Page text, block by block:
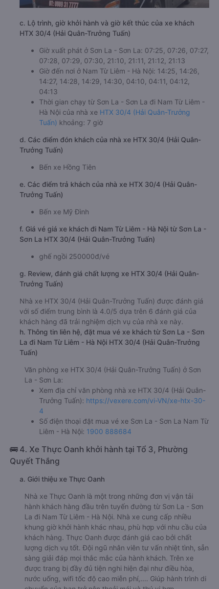
c. Lộ trình, giờ khởi hành và giờ kết thúc của xe khách
HTX 30/4 (Hải Quân-Trưởng Tuấn)
Giờ xuất phát ở Sơn La - Sơn La: 07:25, 07:26, 07:27,
07:28, 07:29, 07:30, 21:10, 21:11, 21:12, 21:13
Giờ đến nơi ở Nam Từ Liêm - Hà Nội: 14:25, 14:26,
14:27, 14:28, 14:29, 14:30, 04:10, 04:11, 04:12,
04:13
Thời gian chạy từ Sơn La - Sơn La đi Nam Từ Liêm -
Hà Nội của nhà xe HTX 30/4 (Hải Quân-Trưởng
Tuấn) khoảng: 7 giờ
d. Các điểm đón khách của nhà xe HTX 30/4 (Hải Quân-
Trưởng Tuấn)
Bến xe Hồng Tiên
e. Các điểm trả khách của nhà xe HTX 30/4 (Hải Quân-
Trưởng Tuấn)
Bến xe Mỹ Đình
f. Giá vé giá xe khách đi Nam Từ Liêm - Hà Nội từ Sơn La -
Sơn La HTX 30/4 (Hải Quân-Trưởng Tuấn)
ghế ngồi 250000đ/vé
g. Review, đánh giá chất lượng xe HTX 30/4 (Hải Quân-
Trưởng Tuấn)
Nhà xe HTX 30/4 (Hải Quân-Trưởng Tuấn) được đánh giá
với số điểm trung bình là 4.0/5 dựa trên 6 đánh giá của
khách hàng đã trải nghiệm dịch vụ của nhà xe này.
h. Thông tin liên hệ, đặt mua vé xe khách từ Sơn La - Sơn
La đi Nam Từ Liêm - Hà Nội HTX 30/4 (Hải Quân-Trưởng
Tuấn)
Văn phòng xe HTX 30/4 (Hải Quân-Trưởng Tuấn) ở Sơn
La - Sơn La:
Xem địa chỉ văn phòng nhà xe HTX 30/4 (Hải Quân-
Trưởng Tuấn): https://vexere.com/vi-VN/xe-htx-30-
4
Số điện thoại đặt mua vé xe Sơn La - Sơn La Nam Từ
Liêm - Hà Nội: 1900 888684
🚌 4. Xe Thực Oanh khởi hành tại Tổ 3, Phường
Quyết Thắng
a. Giới thiệu xe Thực Oanh
Nhà xe Thực Oanh là một trong những đơn vị vận tải
hành khách hàng đầu trên tuyến đường từ Sơn La - Sơn
La đi Nam Từ Liêm - Hà Nội. Nhà xe cung cấp nhiều
khung giờ khởi hành khác nhau, phù hợp với nhu cầu của
khách hàng. Thực Oanh được đánh giá cao bởi chất
lượng dịch vụ tốt. Đội ngũ nhân viên tư vấn nhiệt tình, sẵn
sàng giải đáp mọi thắc mắc của hành khách. Trên xe
được trang bị đầy đủ tiện nghi hiện đại như điều hòa,
nước uống, wifi tốc độ cao miễn phí,.... Giúp hành trình di